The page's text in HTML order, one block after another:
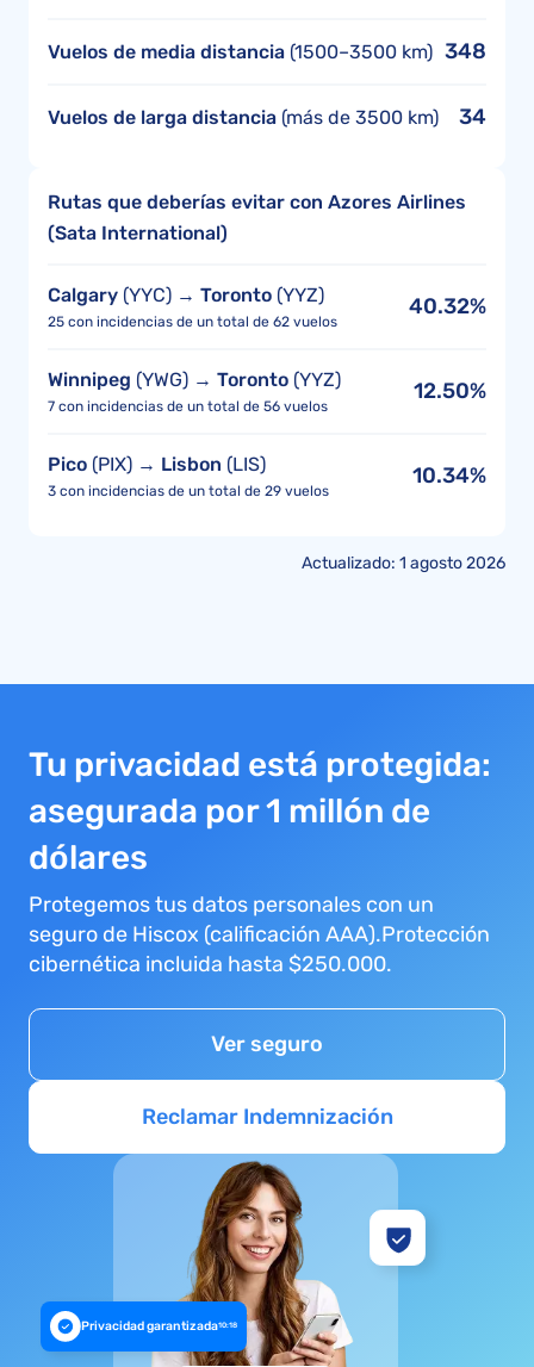
Vuelos de media distancia (1500–3500 km) 348
Vuelos de larga distancia (más de 3500 km) 34
Rutas que deberías evitar con Azores Airlines
(Sata International)
Calgary (YYC) → Toronto (YYZ)
25 con incidencias de un total de 62 vuelos
40.32%
Winnipeg (YWG) → Toronto (YYZ)
7 con incidencias de un total de 56 vuelos
12.50%
Pico (PIX) → Lisbon (LIS)
3 con incidencias de un total de 29 vuelos
10.34%
Actualizado: 1 agosto 2026
Tu privacidad está protegida:
asegurada por 1 millón de
dólares
Protegemos tus datos personales con un
seguro de Hiscox (calificación AAA).Protección
cibernética incluida hasta $250.000.
Ver seguro
Reclamar Indemnización
Privacidad garantizada10:18